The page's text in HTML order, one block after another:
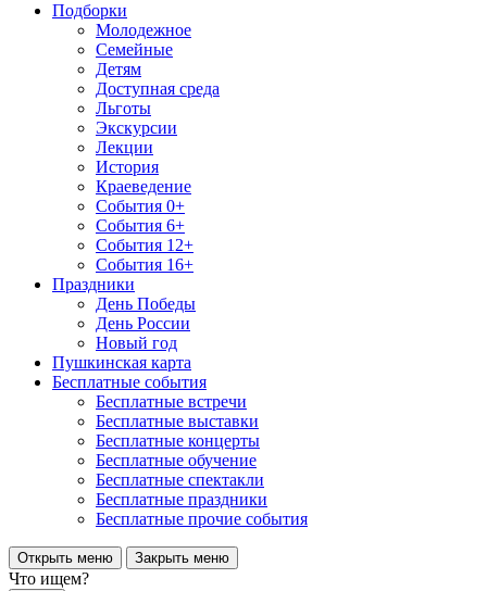
Подборки
Молодежное
Семейные
Детям
Доступная среда
Льготы
Экскурсии
Лекции
История
Краеведение
События 0+
События 6+
События 12+
События 16+
Праздники
День Победы
День России
Новый год
Пушкинская карта
Бесплатные события
Бесплатные встречи
Бесплатные выставки
Бесплатные концерты
Бесплатные обучение
Бесплатные спектакли
Бесплатные праздники
Бесплатные прочие события
Открыть меню Закрыть меню
Что ищем?